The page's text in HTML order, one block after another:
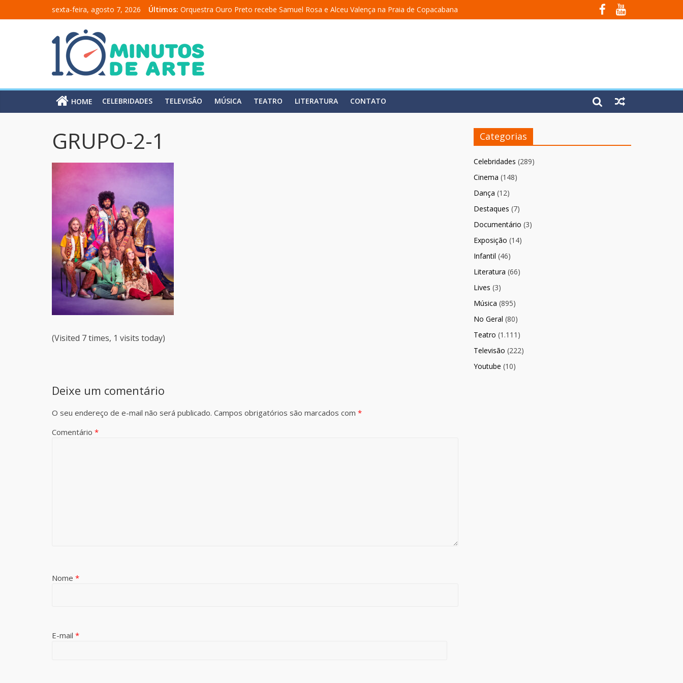
sexta-feira, agosto 7, 2026 Últimos: Orquestra Ouro Preto recebe Samuel Rosa e Alceu Valença na Praia de Copacabana
“Comunicado a uma academia” ganha nova temporada na Fundição Progresso
Mônica Salmaso lança álbum em homenagem a Elizeth Cardoso
Carolina Chalita estreia o solo “Eu matei a Sherazade – Confissões De Uma Árabe Em Fúria”
HOME CELEBRIDADES TELEVISÃO MÚSICA TEATRO LITERATURA CONTATO
GRUPO-2-1
(Visited 7 times, 1 visits today)
Deixe um comentário
O seu endereço de e-mail não será publicado. Campos obrigatórios são marcados com *
Comentário *
Nome *
E-mail *
Categorias
Celebridades (289)
Cinema (148)
Dança (12)
Destaques (7)
Documentário (3)
Exposição (14)
Infantil (46)
Literatura (66)
Lives (3)
Música (895)
No Geral (80)
Teatro (1.111)
Televisão (222)
Youtube (10)